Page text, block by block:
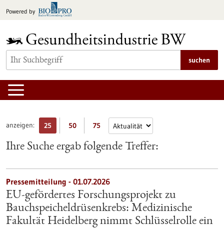
Inhalt
Powered by
suchen
anzeigen: 25 50 75
Ihre Suche ergab folgende Treffer:
Pressemitteilung - 01.07.2026
EU-gefördertes Forschungsprojekt zu
Bauchspeicheldrüsenkrebs: Medizinische
Fakultät Heidelberg nimmt Schlüsselrolle ein